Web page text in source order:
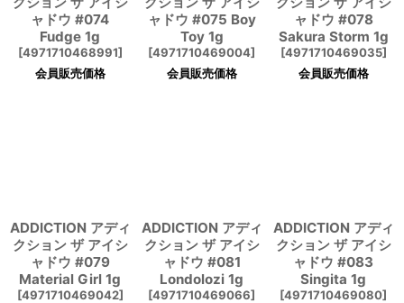
ャドウ #074
Fudge 1g
[4971710468991]
会員販売価格
ャドウ #075 Boy
Toy 1g
[4971710469004]
会員販売価格
ャドウ #078
Sakura Storm 1g
[4971710469035]
会員販売価格
ADDICTION アディ
クション ザ アイシ
ャドウ #079
Material Girl 1g
[4971710469042]
ADDICTION アディ
クション ザ アイシ
ャドウ #081
Londolozi 1g
[4971710469066]
ADDICTION アディ
クション ザ アイシ
ャドウ #083
Singita 1g
[4971710469080]